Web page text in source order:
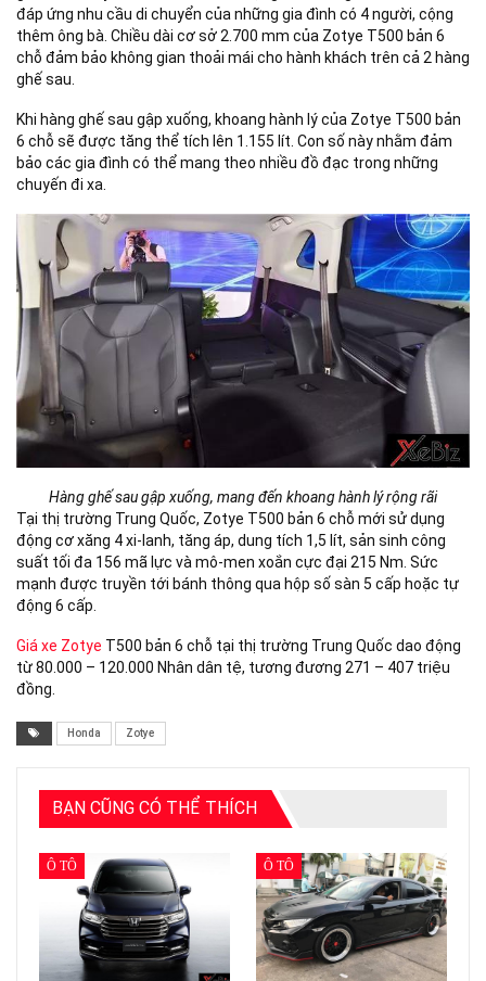
đáp ứng nhu cầu di chuyển của những gia đình có 4 người, cộng
thêm ông bà. Chiều dài cơ sở 2.700 mm của Zotye T500 bản 6
chỗ đảm bảo không gian thoải mái cho hành khách trên cả 2 hàng
ghế sau.
Khi hàng ghế sau gập xuống, khoang hành lý của Zotye T500 bản
6 chỗ sẽ được tăng thể tích lên 1.155 lít. Con số này nhằm đảm
bảo các gia đình có thể mang theo nhiều đồ đạc trong những
chuyến đi xa.
Hàng ghế sau gập xuống, mang đến khoang hành lý rộng rãi
Tại thị trường Trung Quốc, Zotye T500 bản 6 chỗ mới sử dụng
động cơ xăng 4 xi-lanh, tăng áp, dung tích 1,5 lít, sản sinh công
suất tối đa 156 mã lực và mô-men xoắn cực đại 215 Nm. Sức
mạnh được truyền tới bánh thông qua hộp số sàn 5 cấp hoặc tự
động 6 cấp.
Giá xe Zotye T500 bản 6 chỗ tại thị trường Trung Quốc dao động
từ 80.000 – 120.000 Nhân dân tệ, tương đương 271 – 407 triệu
đồng.
Honda Zotye
BẠN CŨNG CÓ THỂ THÍCH
Ô TÔ Ô TÔ